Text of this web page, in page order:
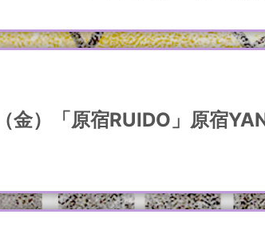
）「原宿RUIDO」原宿